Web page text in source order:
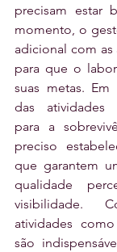
precisam estar
momento, o
adicional com as
para que o
suas metas. Em
das atividades
para a
preciso
que garantem
qualidade
visibilidade.
atividades
são